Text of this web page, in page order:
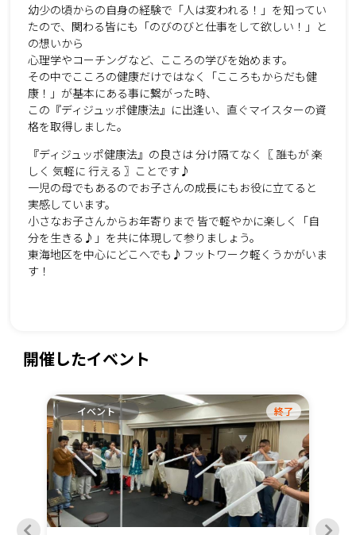
幼少の頃からの自身の経験で「人は変われる！」を知ってい
たので、関わる皆にも「のびのびと仕事をして欲しい！」と
の想いから
心理学やコーチングなど、こころの学びを始めます。
その中でこころの健康だけではなく「こころもからだも健
康！」が基本にある事に繋がった時、
この『ディジュッポ健康法』に出逢い、直ぐマイスターの資
格を取得しました。
『ディジュッポ健康法』の良さは 分け隔てなく〖 誰もが 楽
しく 気軽に 行える 〗ことです♪
一児の母でもあるのでお子さんの成長にもお役に立てると
実感しています。
小さなお子さんからお年寄りまで 皆で軽やかに楽しく「自
分を生きる♪」を共に体現して参りましょう。
東海地区を中心にどこへでも♪フットワーク軽くうかがいま
す！
開催したイベント
イベント 終了